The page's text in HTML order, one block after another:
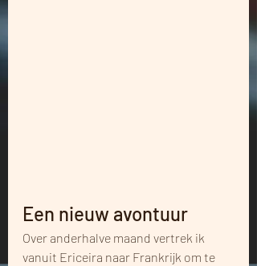
Een nieuw avontuur
Over anderhalve maand vertrek ik
vanuit Ericeira naar Frankrijk om te